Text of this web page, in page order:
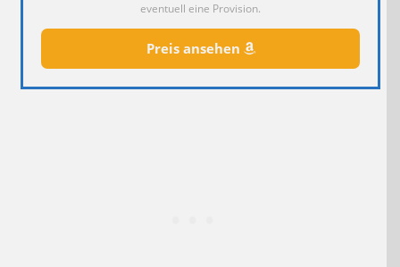
eventuell eine Provision.
Preis ansehen